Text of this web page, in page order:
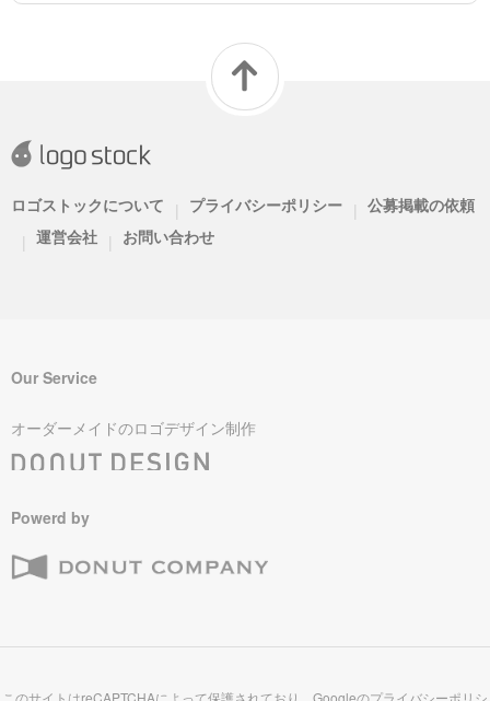
ロゴストックについて | プライバシーポリシー | 公募掲載の依頼
| 運営会社 | お問い合わせ
Our Service
オーダーメイドのロゴデザイン制作
Powerd by
このサイトはreCAPTCHAによって保護されており、Googleのプライバシーポリシ